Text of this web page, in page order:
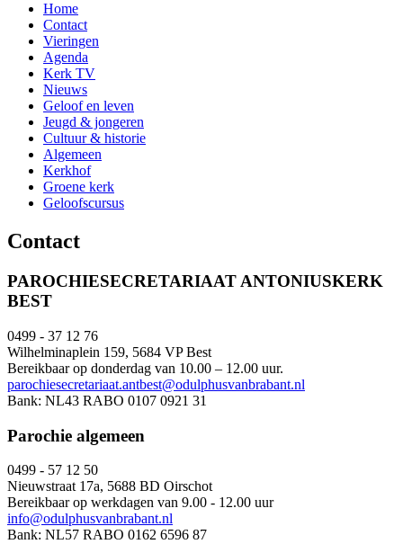
Home
Contact
Vieringen
Agenda
Kerk TV
Nieuws
Geloof en leven
Jeugd & jongeren
Cultuur & historie
Algemeen
Kerkhof
Groene kerk
Geloofscursus
Contact
PAROCHIESECRETARIAAT ANTONIUSKERK
BEST
0499 - 37 12 76
Wilhelminaplein 159, 5684 VP Best
Bereikbaar op donderdag van 10.00 – 12.00 uur.
parochiesecretariaat.antbest@odulphusvanbrabant.nl
Bank: NL43 RABO 0107 0921 31
Parochie algemeen
0499 - 57 12 50
Nieuwstraat 17a, 5688 BD Oirschot
Bereikbaar op werkdagen van 9.00 - 12.00 uur
info@odulphusvanbrabant.nl
Bank: NL57 RABO 0162 6596 87